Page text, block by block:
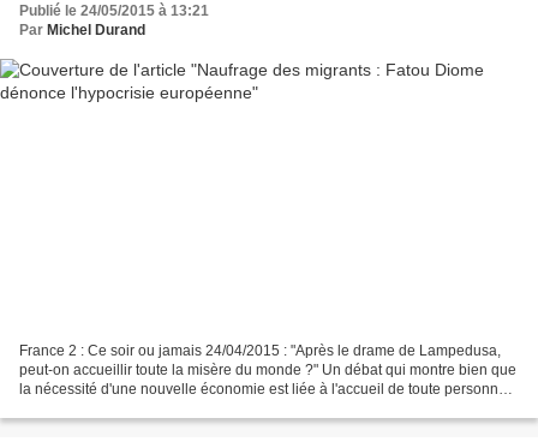
Publié le 24/05/2015 à 13:21
Par Michel Durand
France 2 : Ce soir ou jamais 24/04/2015 : "Après le drame de Lampedusa,
peut-on accueillir toute la misère du monde ?" Un débat qui montre bien que
la nécessité d'une nouvelle économie est liée à l'accueil de toute personne.